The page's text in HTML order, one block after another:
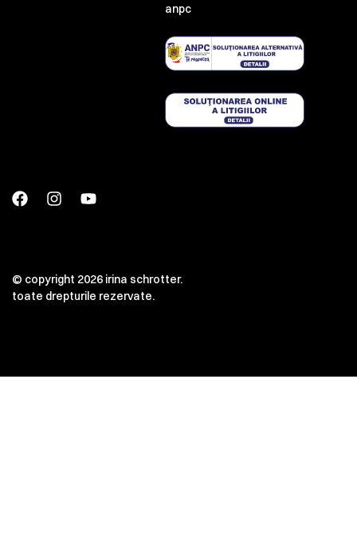
anpc
© copyright 2026 irina schrotter.
toate drepturile rezervate.